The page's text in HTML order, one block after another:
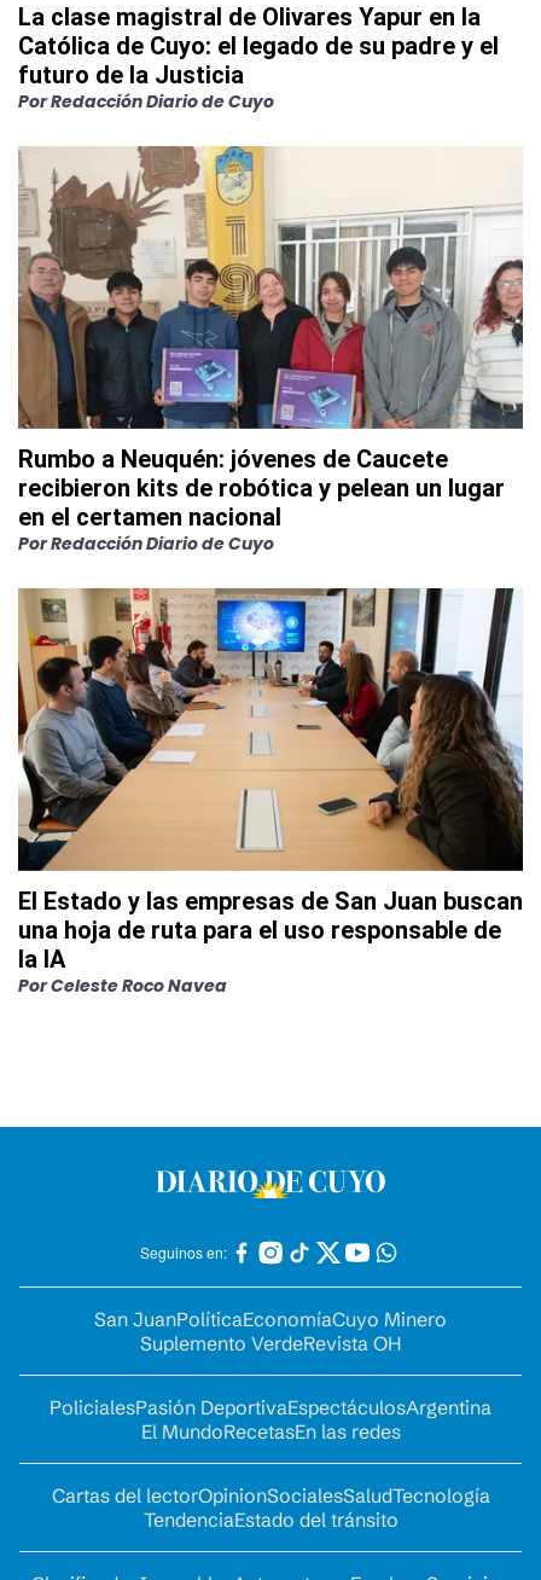
La clase magistral de Olivares Yapur en la
Católica de Cuyo: el legado de su padre y el
futuro de la Justicia
PorRedacción Diario de Cuyo
Rumbo a Neuquén: jóvenes de Caucete
recibieron kits de robótica y pelean un lugar
en el certamen nacional
PorRedacción Diario de Cuyo
El Estado y las empresas de San Juan buscan
una hoja de ruta para el uso responsable de
la IA
PorCeleste Roco Navea
Seguinos en:
San JuanPolíticaEconomíaCuyo Minero
Suplemento VerdeRevista OH
PolicialesPasión DeportivaEspectáculosArgentina
El MundoRecetasEn las redes
Cartas del lectorOpinionSocialesSaludTecnología
TendenciaEstado del tránsito